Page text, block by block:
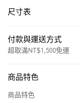
尺寸表
付款與運送方式
超取滿NT$1,500免運
商品特色
商品特色